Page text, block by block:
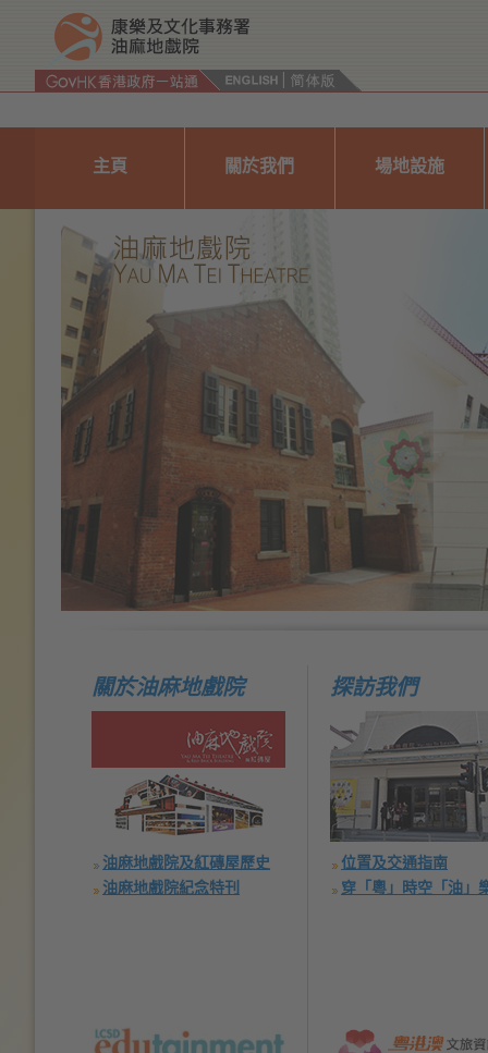
主頁 關於我們 場地設施
關於油麻地戲院
油麻地戲院及紅磚屋歷史
油麻地戲院紀念特刊
探訪我們
位置及交通指南
穿「粵」時空「油」